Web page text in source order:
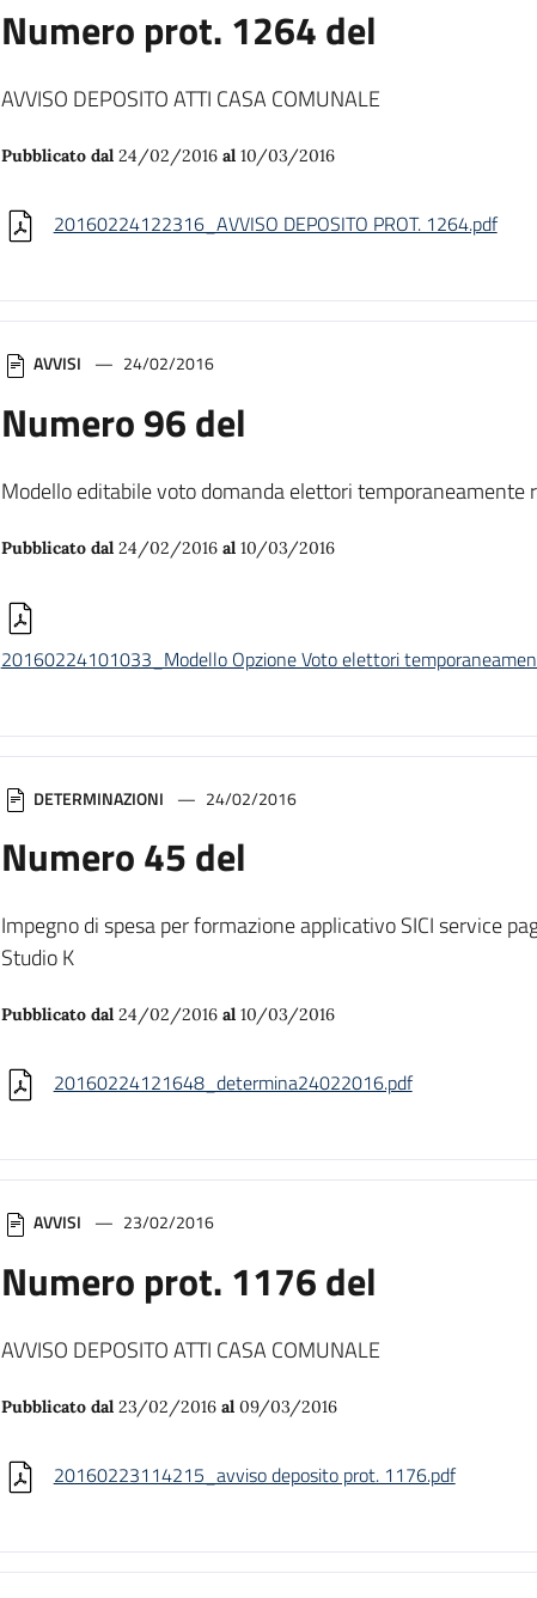
Numero prot. 1264 del
AVVISO DEPOSITO ATTI CASA COMUNALE
Pubblicato dal 24/02/2016 al10/03/2016
20160224122316_AVVISO DEPOSITO PROT. 1264.pdf
AVVISI 24/02/2016
Numero 96 del
Modello editabile voto domanda elettori temporaneamente
Pubblicato dal 24/02/2016 al10/03/2016
20160224101033_Modello Opzione Voto elettori
DETERMINAZIONI 24/02/2016
Numero 45 del
Impegno di spesa per formazione applicativo SICI service
Studio K
Pubblicato dal 24/02/2016 al10/03/2016
20160224121648_determina24022016.pdf
AVVISI 23/02/2016
Numero prot. 1176 del
AVVISO DEPOSITO ATTI CASA COMUNALE
Pubblicato dal 23/02/2016 al09/03/2016
20160223114215_avviso deposito prot. 1176.pdf